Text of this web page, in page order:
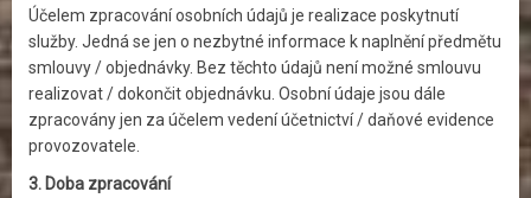
Účelem zpracování osobních údajů je realizace poskytnutí
služby. Jedná se jen o nezbytné informace k naplnění předmětu
smlouvy / objednávky. Bez těchto údajů není možné smlouvu
realizovat / dokončit objednávku. Osobní údaje jsou dále
zpracovány jen za účelem vedení účetnictví / daňové evidence
provozovatele.
3. Doba zpracování